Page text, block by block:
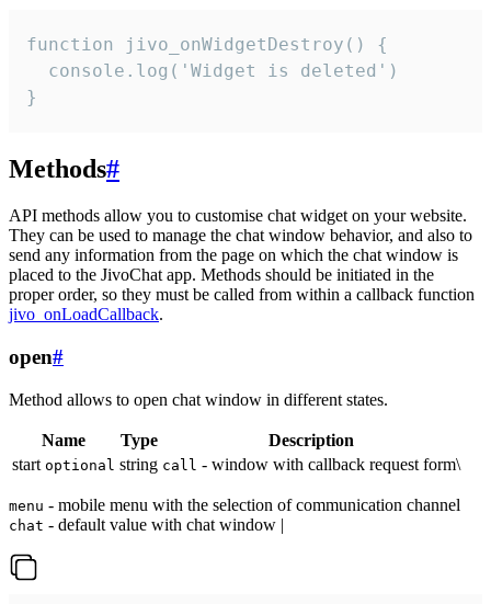
function jivo_onWidgetDestroy() {
  console.log('Widget is deleted')
}
Methods#
API methods allow you to customise chat widget on your website.
They can be used to manage the chat window behavior, and also to
send any information from the page on which the chat window is
placed to the JivoChat app. Methods should be initiated in the
proper order, so they must be called from within a callback function
jivo_onLoadCallback.
open#
Method allows to open chat window in different states.
Name Type
Description
start optional string call - window with callback request form\
menu - mobile menu with the selection of communication channel
chat - default value with chat window |